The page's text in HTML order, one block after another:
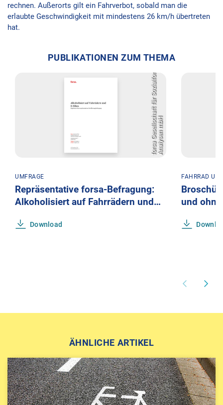
rechnen. Außerorts gilt ein Fahrverbot, sobald man die
erlaubte Geschwindigkeit mit mindestens 26 km/h übertreten
hat.
PUBLIKATIONEN ZUM THEMA
f
o
r
s
a
G
e
s
e
l
l
s
c
h
a
f
t
f
ü
r
S
o
z
i
a
l
f
o
r
s
c
h
u
n
g
u
n
d
s
t
a
t
i
s
t
i
s
c
h
e
A
n
a
l
y
s
e
n
m
b
H
UMFRAGE
Repräsentative forsa-Befragung:
Alkoholisiert auf Fahrrädern und…
Download
FAHRRAD
und
ÄHNLICHE ARTIKEL